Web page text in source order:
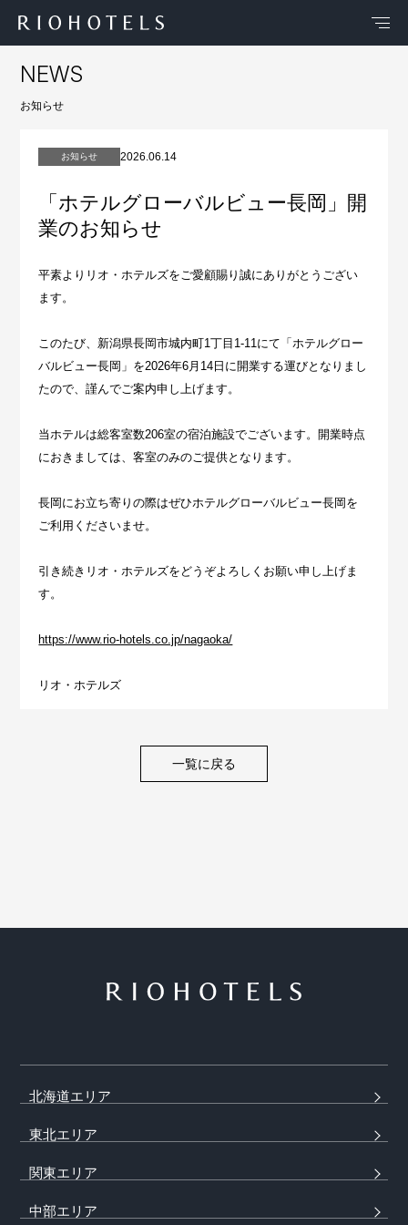
NEWS
お知らせ
お知らせ 2026.06.14
「ホテルグローバルビュー長岡」開
業のお知らせ
平素よりリオ・ホテルズをご愛顧賜り誠にありがとうござい
ます。
このたび、新潟県長岡市城内町1丁目1-11にて「ホテルグロー
バルビュー長岡」を2026年6月14日に開業する運びとなりまし
たので、謹んでご案内申し上げます。
当ホテルは総客室数206室の宿泊施設でございます。開業時点
におきましては、客室のみのご提供となります。
長岡にお立ち寄りの際はぜひホテルグローバルビュー長岡を
ご利用くださいませ。
引き続きリオ・ホテルズをどうぞよろしくお願い申し上げま
す。
https://www.rio-hotels.co.jp/nagaoka/
リオ・ホテルズ
一覧に戻る
北海道エリア
東北エリア
関東エリア
中部エリア